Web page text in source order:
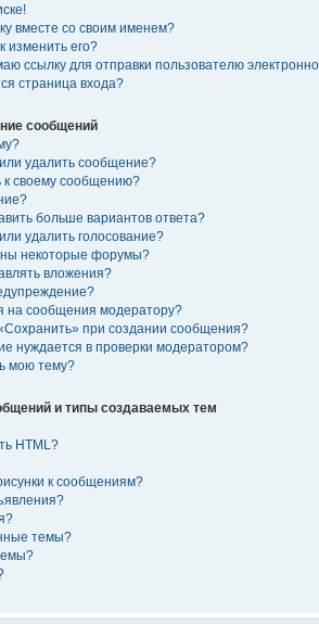
вместе со своим именем?
изменить его?
ссылку для отправки пользователю
страница входа?
сообщений
удалить сообщение?
к своему сообщению?
больше вариантов ответа?
удалить голосование?
некоторые форумы?
вложения?
на сообщения модератору?
при создании сообщения?
нуждается в проверки модератором?
мою тему?
и типы создаваемых тем
HTML?
к сообщениям?
темы?